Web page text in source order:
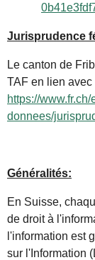
Jurisprudence
Le canton de
TAF en lien
https://
donnees/
Généralités:
En Suisse,
de droit à
l'information est
sur l'Information